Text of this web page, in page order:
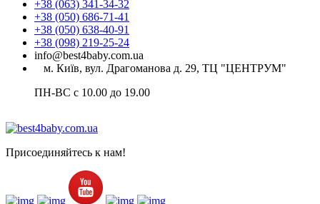
+38 (063) 341-34-32
+38 (050) 686-71-41
+38 (050) 638-40-91
+38 (098) 219-25-24
info@best4baby.com.ua
м. Київ, вул. Драгоманова д. 29, ТЦ "ЦЕНТРУМ"
ПН-ВС с 10.00 до 19.00
Присоединяйтесь к нам!